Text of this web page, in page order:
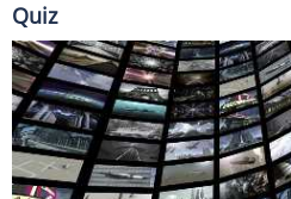
Quiz